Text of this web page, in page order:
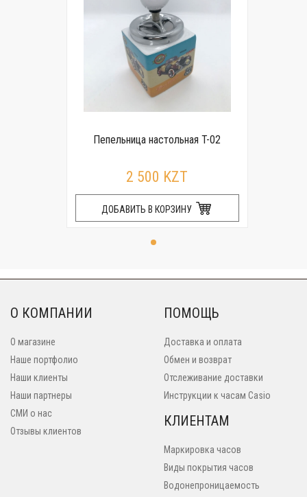
Пепельница настольная T-02
2 500 KZT
ДОБАВИТЬ В КОРЗИНУ
О КОМПАНИИ
О магазине
Наше портфолио
Наши клиенты
Наши партнеры
СМИ о нас
Отзывы клиентов
ПОМОЩЬ
Доставка и оплата
Обмен и возврат
Отслеживание доставки
Инструкции к часам Casio
КЛИЕНТАМ
Маркировка часов
Виды покрытия часов
Водонепроницаемость